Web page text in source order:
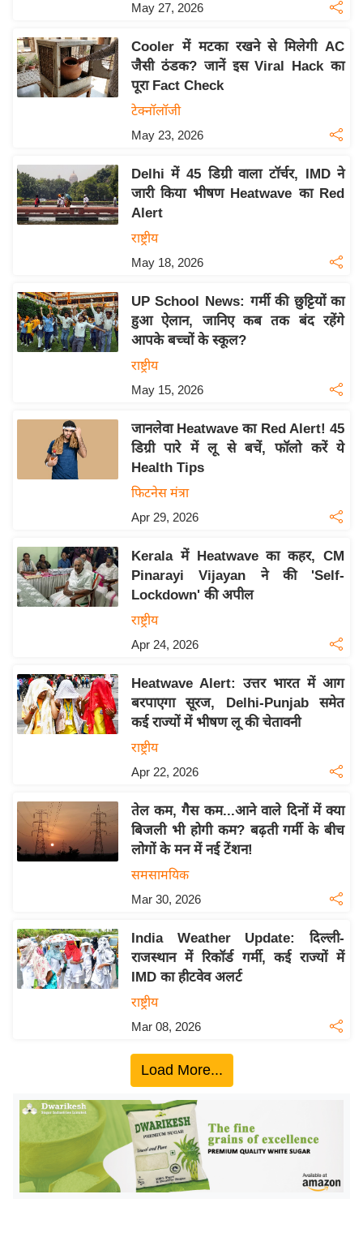
वि
शे
ष
ब
ज
ट
के
ट
I
2
6
म
ई
-
मि
सा
ल
सा
ल
श
यं
ग
इं
ज
ग
ऑ
May 27, 2026
Cooler में मटका रखने से मिलेगी AC
जैसी ठंडक? जानें इस Viral Hack का
पूरा Fact Check
टेक्नॉलॉजी
May 23, 2026
Delhi में 45 डिग्री वाला टॉर्चर, IMD ने
जारी किया भीषण Heatwave का Red
Alert
राष्ट्रीय
May 18, 2026
UP School News: गर्मी की छुट्टियों का
हुआ ऐलान, जानिए कब तक बंद रहेंगे
आपके बच्चों के स्कूल?
राष्ट्रीय
May 15, 2026
जानलेवा Heatwave का Red Alert! 45
डिग्री पारे में लू से बचें, फॉलो करें ये
Health Tips
फिटनेस मंत्रा
Apr 29, 2026
Kerala में Heatwave का कहर, CM
Pinarayi Vijayan ने की 'Self-
Lockdown' की अपील
राष्ट्रीय
Apr 24, 2026
Heatwave Alert: उत्तर भारत में आग
बरपाएगा सूरज, Delhi-Punjab समेत
कई राज्यों में भीषण लू की चेतावनी
राष्ट्रीय
Apr 22, 2026
तेल कम, गैस कम...आने वाले दिनों में क्या
बिजली भी होगी कम? बढ़ती गर्मी के बीच
लोगों के मन में नई टेंशन!
समसामयिक
Mar 30, 2026
India Weather Update: दिल्ली-
राजस्थान में रिकॉर्ड गर्मी, कई राज्यों में
IMD का हीटवेव अलर्ट
राष्ट्रीय
Mar 08, 2026
Load More...